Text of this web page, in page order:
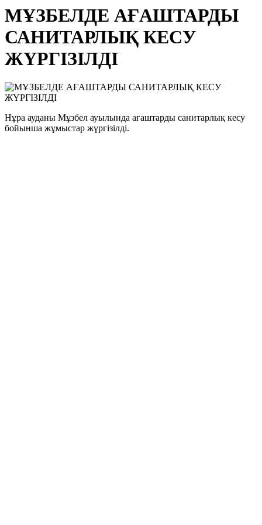
МҰЗБЕЛДЕ АҒАШТАРДЫ
САНИТАРЛЫҚ КЕСУ
ЖҮРГІЗІЛДІ
Нұра ауданы Мұзбел ауылында ағаштарды санитарлық кесу
бойынша жұмыстар жүргізілді.